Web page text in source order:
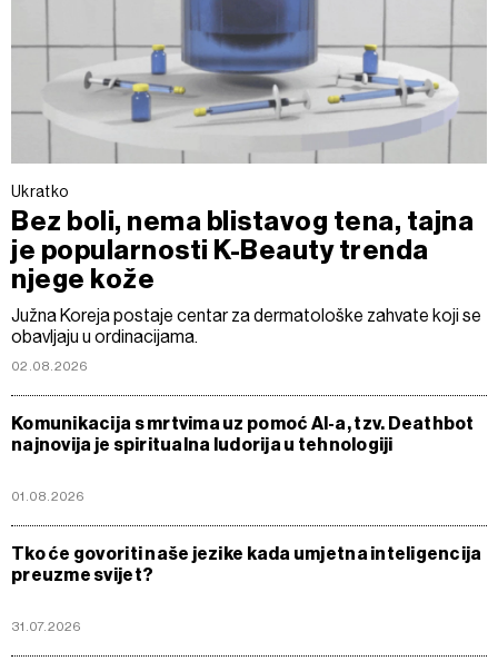
Ukratko
Bez boli, nema blistavog tena, tajna
je popularnosti K-Beauty trenda
njege kože
Južna Koreja postaje centar za dermatološke zahvate koji se
obavljaju u ordinacijama.
02.08.2026
Komunikacija s mrtvima uz pomoć AI-a, tzv. Deathbot
najnovija je spiritualna ludorija u tehnologiji
01.08.2026
Tko će govoriti naše jezike kada umjetna inteligencija
preuzme svijet?
31.07.2026